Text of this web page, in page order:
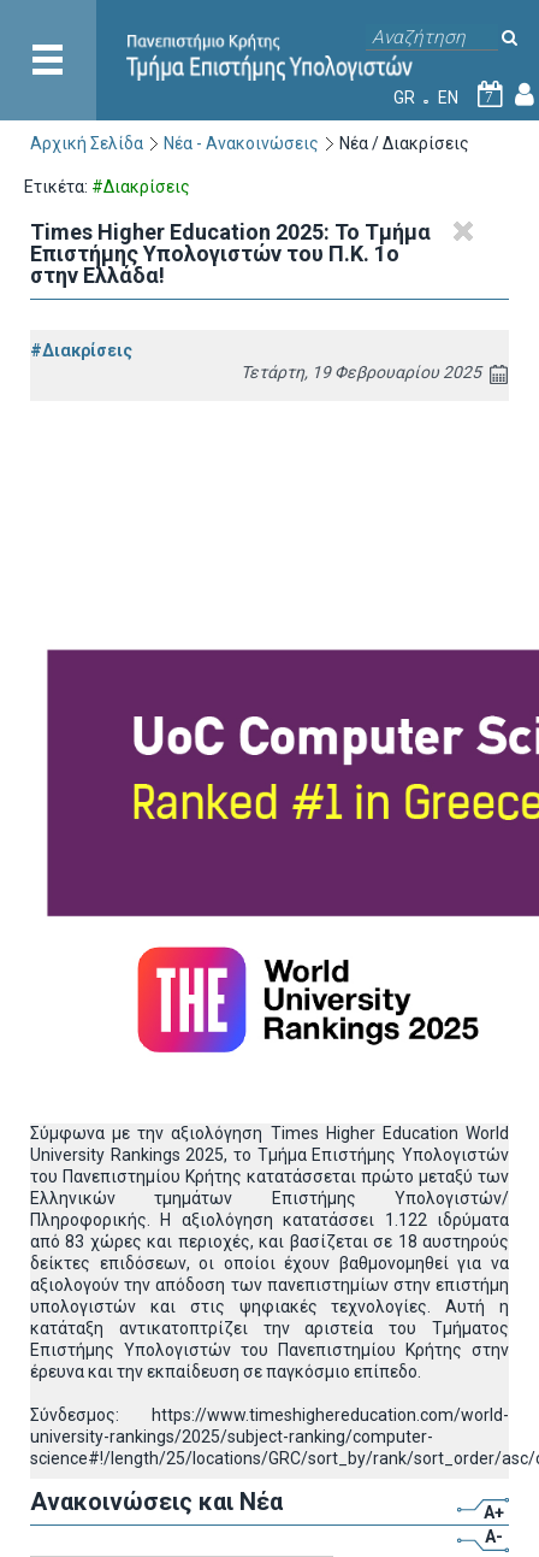
GR EN 7
Αρχική Σελίδα Νέα - Ανακοινώσεις Νέα / Διακρίσεις
Ετικέτα: #Διακρίσεις
Times Higher Education 2025: Το Τμήμα
Επιστήμης Υπολογιστών του Π.Κ. 1ο
στην Ελλάδα!
#Διακρίσεις
Τετάρτη, 19 Φεβρουαρίου 2025
Σύμφωνα με την αξιολόγηση Times Higher Education World
University Rankings 2025, το Τμήμα Επιστήμης Υπολογιστών
του Πανεπιστημίου Κρήτης κατατάσσεται πρώτο μεταξύ των
Ελληνικών τμημάτων Επιστήμης Υπολογιστών/
Πληροφορικής. Η αξιολόγηση κατατάσσει 1.122 ιδρύματα
από 83 χώρες και περιοχές, και βασίζεται σε 18 αυστηρούς
δείκτες επιδόσεων, οι οποίοι έχουν βαθμονομηθεί για να
αξιολογούν την απόδοση των πανεπιστημίων στην επιστήμη
υπολογιστών και στις ψηφιακές τεχνολογίες. Αυτή η
κατάταξη αντικατοπτρίζει την αριστεία του Τμήματος
Επιστήμης Υπολογιστών του Πανεπιστημίου Κρήτης στην
έρευνα και την εκπαίδευση σε παγκόσμιο επίπεδο.
Σύνδεσμος: https://www.timeshighereducation.com/world-
university-rankings/2025/subject-ranking/computer-
science#!/length/25/locations/GRC/sort_by/rank/sort_order/asc/
Ανακοινώσεις και Νέα
A+
A-